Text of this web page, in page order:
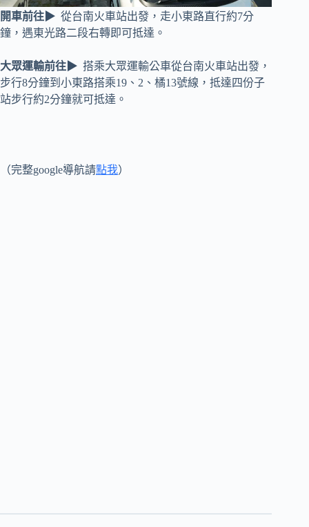
開車前往▶ 從台南火車站出發，走小東路直行約7分
鐘，遇東光路二段右轉即可抵達。
大眾運輸前往▶ 搭乘大眾運輸公車從台南火車站出發，
步行8分鐘到小東路搭乘19、2、橘13號線，抵達四份子
站步行約2分鐘就可抵達。
（完整google導航請點我）